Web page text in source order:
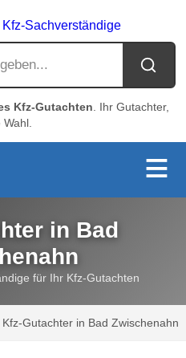
Kfz-Gutachten . Ihr Gutachter,
Wahl.
in Bad
für Ihr Kfz-Gutachten
Kfz-Gutachter in Bad Zwischenahn